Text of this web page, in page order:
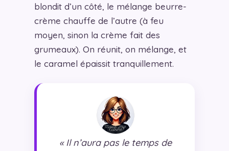
blondit d’un côté, le mélange beurre-
crème chauffe de l’autre (à feu
moyen, sinon la crème fait des
grumeaux). On réunit, on mélange, et
le caramel épaissit tranquillement.
« Il n’aura pas le temps de